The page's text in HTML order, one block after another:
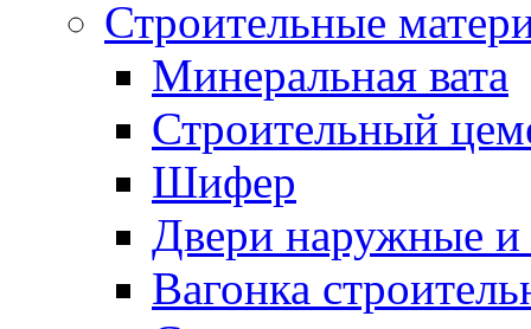
Строительные
Минеральная вата
Строительный
Шифер
Двери наружные и
Вагонка